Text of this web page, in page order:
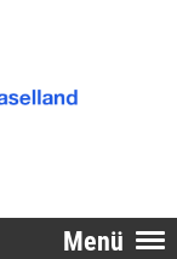
Menü